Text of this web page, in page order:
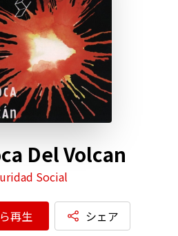
Del Volcan
Social
再生 シェア